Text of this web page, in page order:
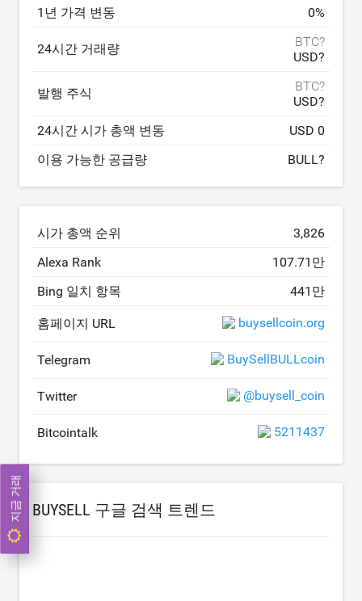
1년 가격 변동
0%
24시간 거래량
BTC?
USD?
발행 주식
BTC?
USD?
24시간 시가 총액 변동
USD 0
이용 가능한 공급량
BULL?
시가 총액 순위
3,826
Alexa Rank
107.71만
Bing 일치 항목
441만
홈페이지 URL buysellcoin.org
Telegram BuySellBULLcoin
Twitter @buysell_coin
Bitcointalk 5211437
BUYSELL 구글 검색 트렌드
지금 거래